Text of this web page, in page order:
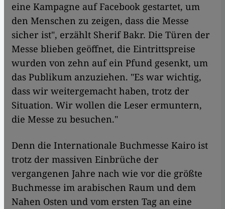
eine Kampagne auf Facebook gestartet, um
den Menschen zu zeigen, dass die Messe
sicher ist", erzählt Sherif Bakr. Die Türen der
Messe blieben geöffnet, die Eintrittspreise
wurden von zehn auf ein Pfund gesenkt, um
das Publikum anzuziehen. "Es war wichtig,
dass wir weitergemacht haben, trotz der
Situation. Wir wollen die Leser ermuntern,
die Messe zu besuchen."
Denn die Internationale Buchmesse Kairo ist
trotz der massiven Einbrüche der
vergangenen Jahre nach wie vor die größte
Buchmesse im arabischen Raum und dem
Nahen Osten und vom ersten Tag an eine